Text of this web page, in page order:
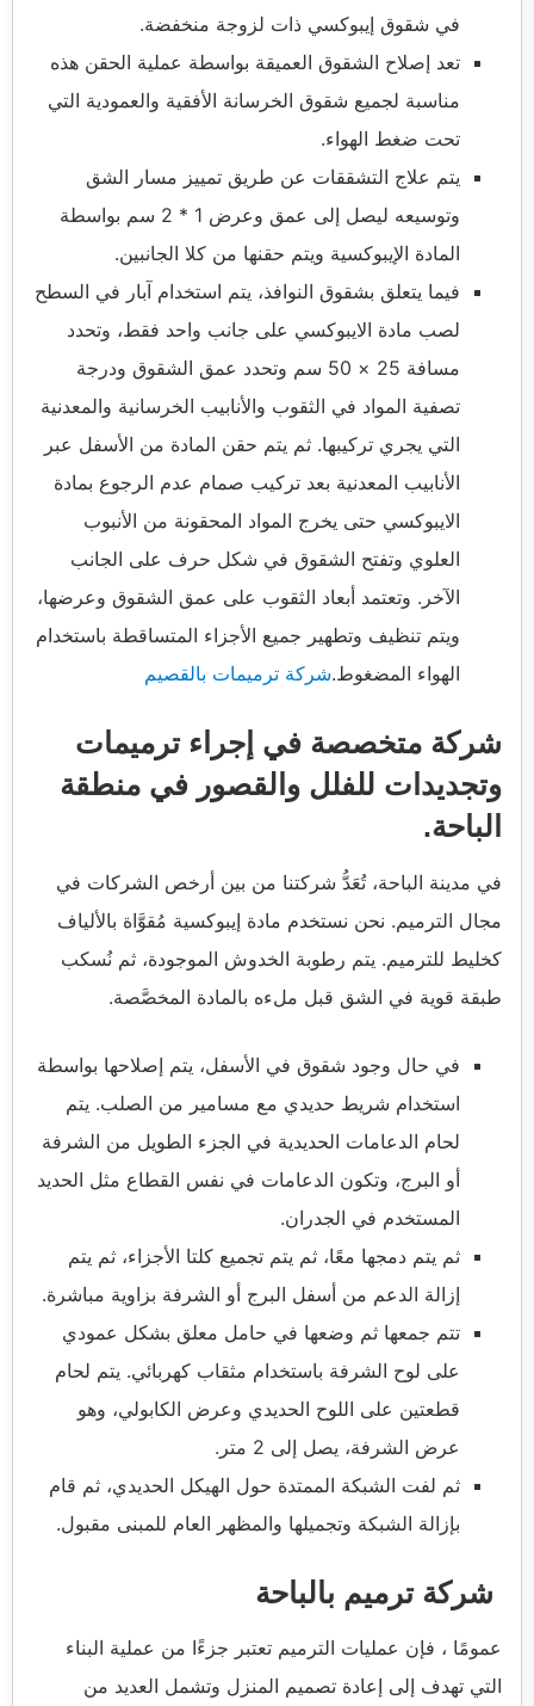
في شقوق إيبوكسي ذات لزوجة منخفضة.
تعد إصلاح الشقوق العميقة بواسطة عملية الحقن هذه
مناسبة لجميع شقوق الخرسانة الأفقية والعمودية التي
تحت ضغط الهواء.
يتم علاج التشققات عن طريق تمييز مسار الشق
وتوسيعه ليصل إلى عمق وعرض 1 * 2 سم بواسطة
المادة الإيبوكسية ويتم حقنها من كلا الجانبين.
فيما يتعلق بشقوق النوافذ، يتم استخدام آبار في السطح
لصب مادة الايبوكسي على جانب واحد فقط، وتحدد
مسافة 25 × 50 سم وتحدد عمق الشقوق ودرجة
تصفية المواد في الثقوب والأنابيب الخرسانية والمعدنية
التي يجري تركيبها. ثم يتم حقن المادة من الأسفل عبر
الأنابيب المعدنية بعد تركيب صمام عدم الرجوع بمادة
الايبوكسي حتى يخرج المواد المحقونة من الأنبوب
العلوي وتفتح الشقوق في شكل حرف على الجانب
الآخر. وتعتمد أبعاد الثقوب على عمق الشقوق وعرضها،
ويتم تنظيف وتطهير جميع الأجزاء المتساقطة باستخدام
الهواء المضغوط.شركة ترميمات بالقصيم
شركة متخصصة في إجراء ترميمات
وتجديدات للفلل والقصور في منطقة
الباحة.
في مدينة الباحة، تُعَدُّ شركتنا من بين أرخص الشركات في
مجال الترميم. نحن نستخدم مادة إيبوكسية مُقوَّاة بالألياف
كخليط للترميم. يتم رطوبة الخدوش الموجودة، ثم نُسكب
طبقة قوية في الشق قبل ملءه بالمادة المخصَّصة.
في حال وجود شقوق في الأسفل، يتم إصلاحها بواسطة
استخدام شريط حديدي مع مسامير من الصلب. يتم
لحام الدعامات الحديدية في الجزء الطويل من الشرفة
أو البرج، وتكون الدعامات في نفس القطاع مثل الحديد
المستخدم في الجدران.
ثم يتم دمجها معًا، ثم يتم تجميع كلتا الأجزاء، ثم يتم
إزالة الدعم من أسفل البرج أو الشرفة بزاوية مباشرة.
تتم جمعها ثم وضعها في حامل معلق بشكل عمودي
على لوح الشرفة باستخدام مثقاب كهربائي. يتم لحام
قطعتين على اللوح الحديدي وعرض الكابولي، وهو
عرض الشرفة، يصل إلى 2 متر.
ثم لفت الشبكة الممتدة حول الهيكل الحديدي، ثم قام
بإزالة الشبكة وتجميلها والمظهر العام للمبنى مقبول.
شركة ترميم بالباحة
عمومًا ، فإن عمليات الترميم تعتبر جزءًا من عملية البناء
التي تهدف إلى إعادة تصميم المنزل وتشمل العديد من